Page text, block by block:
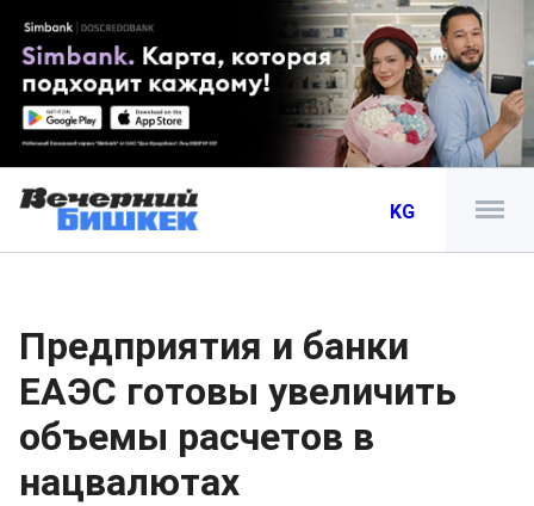
KG
Предприятия и банки
ЕАЭС готовы увеличить
объемы расчетов в
нацвалютах